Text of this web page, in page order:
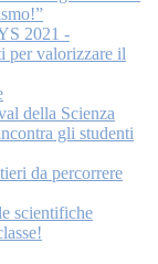
2021 -
per valorizzare il
della Scienza
gli studenti
da percorrere
scientifiche